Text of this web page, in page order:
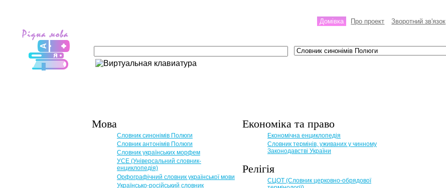
Домівка Про проект Зворотний зв'язок
Мова
Словник синонімів Полюги
Словник антонімів Полюги
Словник українських морфем
УСЕ (Універсальний словник-
енциклопедія)
Орфографічний словник української мови
Українсько-російський словник
Економіка та право
Eкономічна енциклопедія
Словник термінів, уживаних у чинному
Законодавстві України
Релігія
СЦОТ (Словник церковно-обрядової